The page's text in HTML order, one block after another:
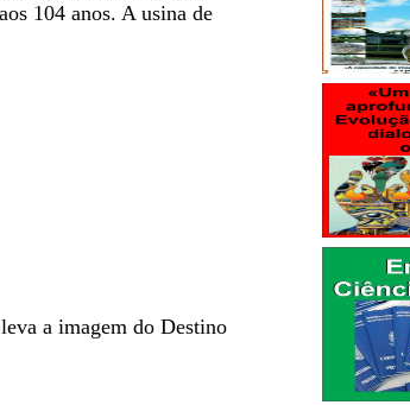
104 anos. A usina de
a imagem do Destino